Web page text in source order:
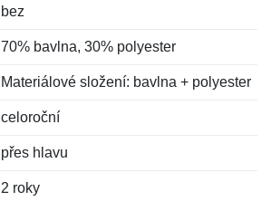
bez
70% bavlna, 30% polyester
Materiálové složení: bavlna + polyester
celoroční
přes hlavu
2 roky